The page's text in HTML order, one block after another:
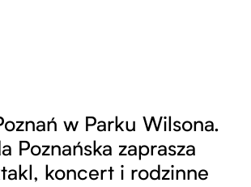
w Parku Wilsona.
Poznańska zaprasza
koncert i rodzinne